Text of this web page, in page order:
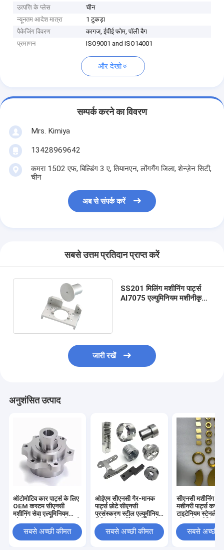
उत्पत्ति के प्लेस
चीन
न्यूनतम आदेश मात्रा
1 टुकड़ा
पैकेजिंग विवरण
कागज, ईपीई फोम, पॉली बैग
प्रमाणन
ISO9001 and ISO14001
और देखो
सम्पर्क करने का विवरण
Mrs. Kimiya
13428969642
कमरा 1502 एफ, बिल्डिंग 3 ए, तियानएन, लोंगगैंग जिला, शेन्ज़ेन सिटी,
चीन
अब से संपर्क करें
सबसे उत्तम प्रतिदान प्राप्त करें
SS201 मिलिंग मशीनिंग पार्ट्स
Al7075 एल्युमिनियम मशीनीकृत
जारी रखें
अनुशंसित उत्पाद
ऑटोमोटिव कार पार्ट्स के लिए
OEM कस्टम सीएनसी
मशीनिंग सेवा एल्यूमिनियम
मिलिंग मशीन वाले पार्ट्स
सबसे अच्छी कीमत
ओईएम सीएनसी गैर-मानक
पार्ट्स छोटे सीएनसी
प्रसंस्करण स्टील एल्यूमीनियम
सबसे अच्छी कीमत
सीएनसी मशीनिंग
मशीनरी पार्ट्स
टाइटेनियम स्टेनलेस
सेवा
सबसे अच्छी